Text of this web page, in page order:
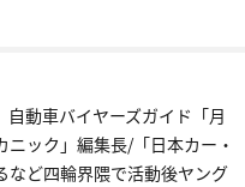
動車バイヤーズガイド「月
ック」編集長/「日本カー・
など四輪界隈で活動後ヤング